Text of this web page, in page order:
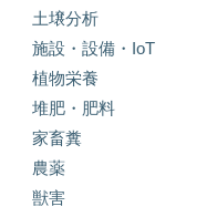
土壌分析
施設・設備・IoT
植物栄養
堆肥・肥料
家畜糞
農薬
獣害